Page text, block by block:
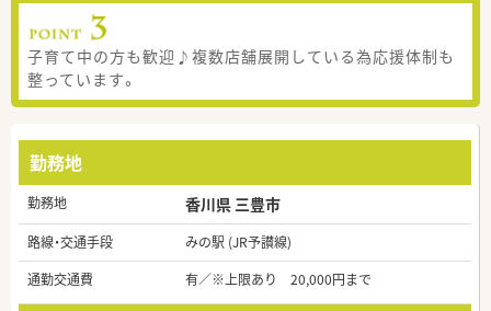
子育て中の方も歓迎♪複数店舗展開している為応援体制も
整っています。
勤務地
勤務地 香川県 三豊市
路線・交通手段
みの駅 (JR予讃線)
通勤交通費
有／※上限あり 20,000円まで